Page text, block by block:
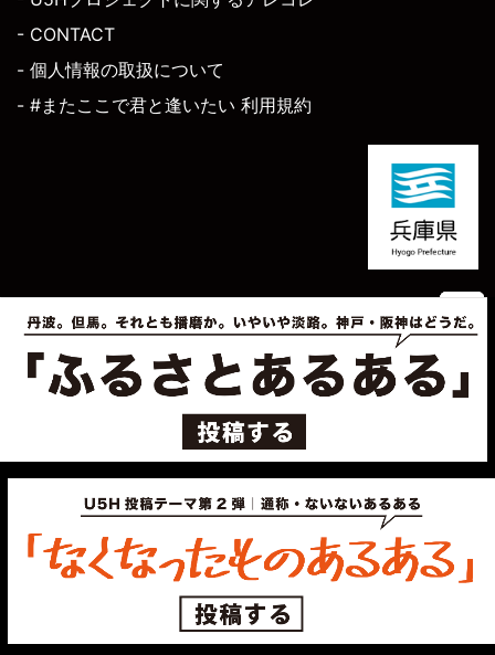
- CONTACT
- 個人情報の取扱について
- #またここで君と逢いたい 利用規約